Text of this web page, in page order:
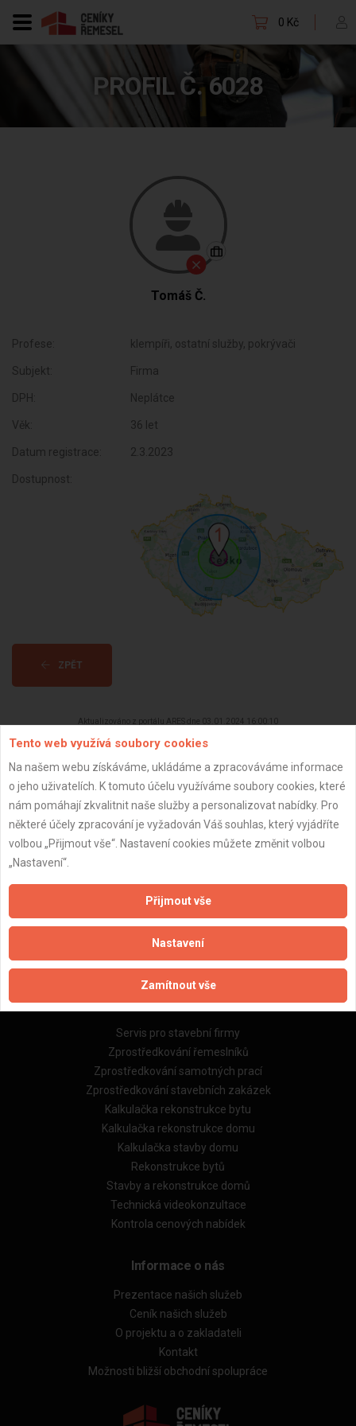
0 Kč
PROFIL Č. 6028
Tomáš Č.
Profese: klempíři, ostatní služby, pokrývači
Subjekt: Firma
DPH: Neplátce
Věk: 36 let
Datum registrace: 2.3.2023
Dostupnost:
ZPĚT
Aktualizováno z portálu ARES dne 03.01.2024 16:00:10
Důležité informace
Naše firmy a řemeslníci
Zásady pro používání souborů cookie
Obchodní podmínky (zprostředkování)
Obchodní podmínky (rozpočtování)
Reference
Naše excelové tabulky online
Naše služby
Servis pro stavební firmy
Zprostředkování řemeslníků
Zprostředkování samotných prací
Zprostředkování stavebních zakázek
Kalkulačka rekonstrukce bytu
Kalkulačka rekonstrukce domu
Kalkulačka stavby domu
Rekonstrukce bytů
Stavby a rekonstrukce domů
Technická videokonzultace
Kontrola cenových nabídek
Informace o nás
Prezentace našich služeb
Ceník našich služeb
O projektu a o zakladateli
Kontakt
Možnosti bližší obchodní spolupráce
Tento web využívá soubory cookies
Na našem webu získáváme, ukládáme a zpracováváme informace
o jeho uživatelích. K tomuto účelu využíváme soubory cookies, které
nám pomáhají zkvalitnit naše služby a personalizovat nabídky. Pro
některé účely zpracování je vyžadován Váš souhlas, který vyjádříte
volbou „Přijmout vše“. Nastavení cookies můžete změnit volbou
„Nastavení“.
Přijmout vše
Nastavení
Zamítnout vše